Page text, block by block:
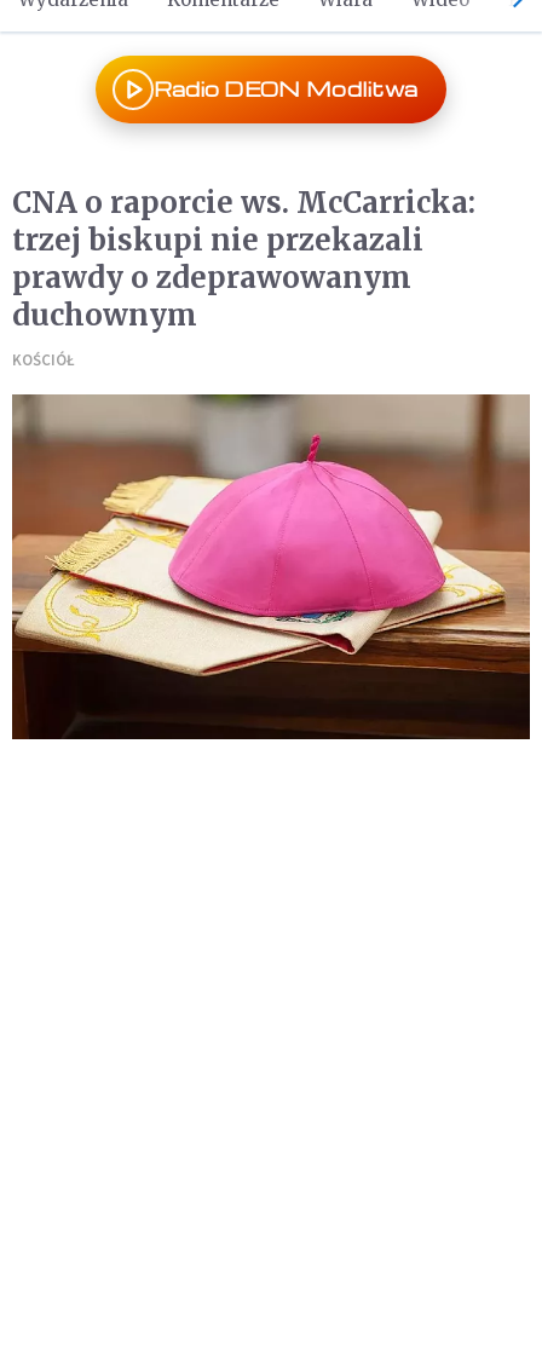
Radio DEON Modlitwa
CNA o raporcie ws. McCarricka:
trzej biskupi nie przekazali
prawdy o zdeprawowanym
duchownym
KOŚCIÓŁ